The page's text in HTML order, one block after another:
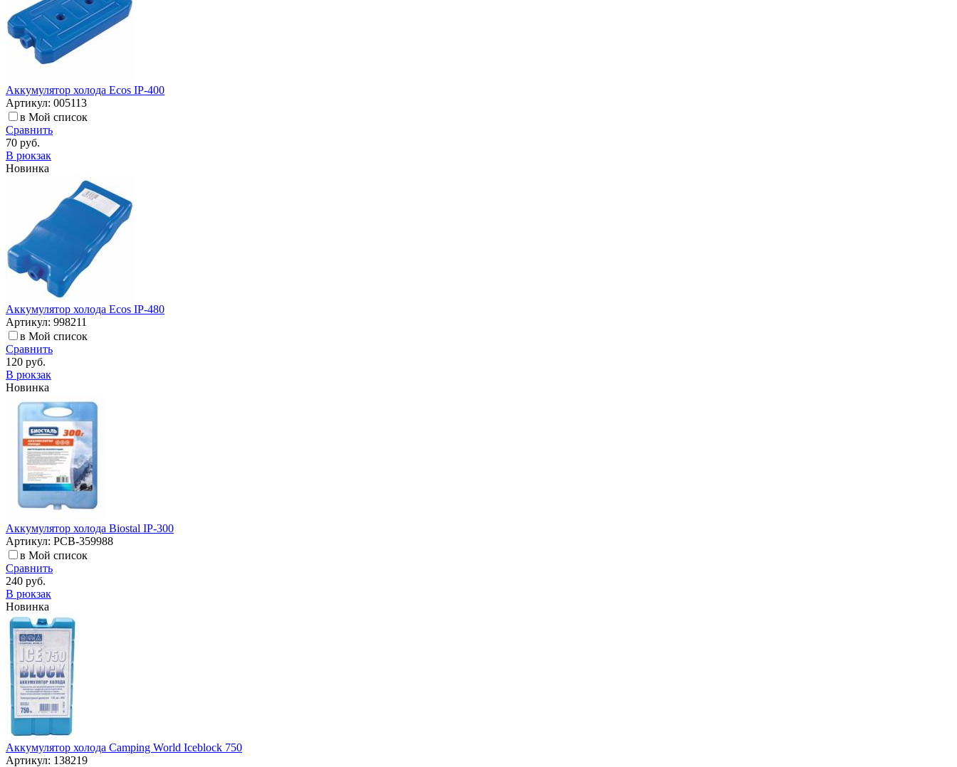
Аккумулятор холода Ecos IP-400
Артикул: 005113
в Мой список
Сравнить
70 руб.
В рюкзак
Новинка
Аккумулятор холода Ecos IP-480
Артикул: 998211
в Мой список
Сравнить
120 руб.
В рюкзак
Новинка
Аккумулятор холода Biostal IP-300
Артикул: РСВ-359988
в Мой список
Сравнить
240 руб.
В рюкзак
Новинка
Аккумулятор холода Camping World Iceblock 750
Артикул: 138219